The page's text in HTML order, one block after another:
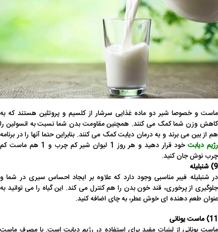
ماست و خصوصا شیر دو ماده غذایی سرشار از کلسیم و پروتئین هستند که به
کاهش وزن شما کمک می کنند. همچنین مقاومت بدن شما نسبت به انسولین را
هم از بین می برند و به درمان دیابت کمک می کنند. بنابراین حتما آنها را در برنامه
رژیم دیابت
خود قرار دهید و هر روز 1 لیوان شیر کم چرب و 1 هم ماست کم
چرب نوش جان کنید.
9) شنبلیله
در شنبلیله فیبر مناسبی وجود دارد که علاوه بر ایجاد احساس سیری در شما و
جلوگیری از پرخوری، قند خون بدن را هم کنترل می کند. این گیاه را می توانید به
عنوان طعم دهنده ای خوش عطر، به چای اضافه کنید.
11) ماست یونانی